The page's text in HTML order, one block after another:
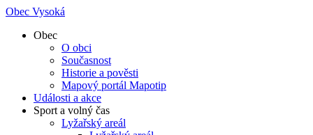
Obec Vysoká
Obec
O obci
Současnost
Historie a pověsti
Mapový portál Mapotip
Události a akce
Sport a volný čas
Lyžařský areál